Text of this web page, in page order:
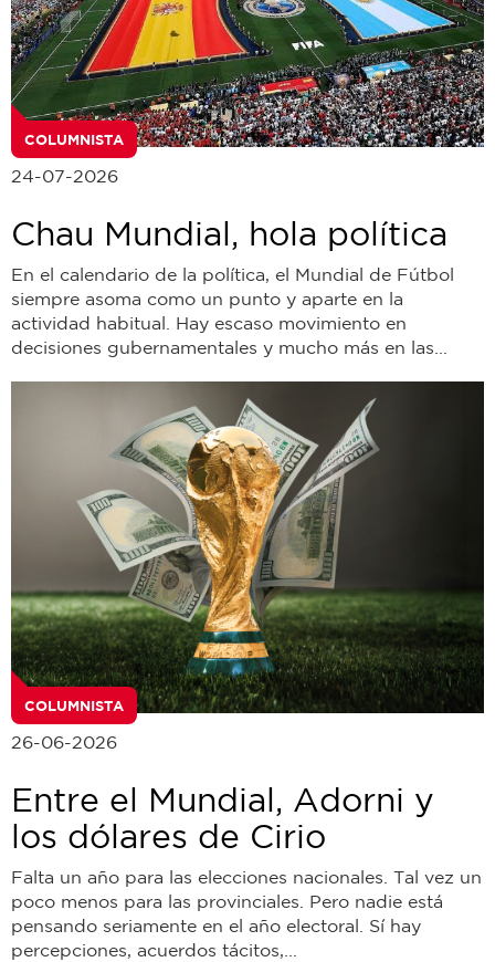
COLUMNISTA
24-07-2026
Chau Mundial, hola política
En el calendario de la política, el Mundial de Fútbol
siempre asoma como un punto y aparte en la
actividad habitual. Hay escaso movimiento en
decisiones gubernamentales y mucho más en las...
COLUMNISTA
26-06-2026
Entre el Mundial, Adorni y
los dólares de Cirio
Falta un año para las elecciones nacionales. Tal vez un
poco menos para las provinciales. Pero nadie está
pensando seriamente en el año electoral. Sí hay
percepciones, acuerdos tácitos,...